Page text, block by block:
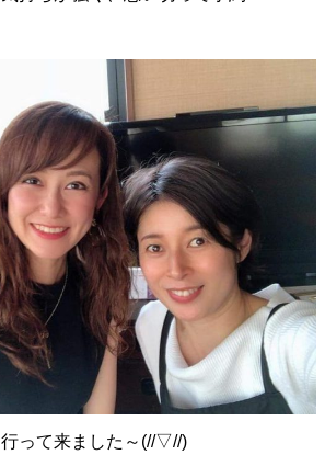
って来ました～(//▽//)